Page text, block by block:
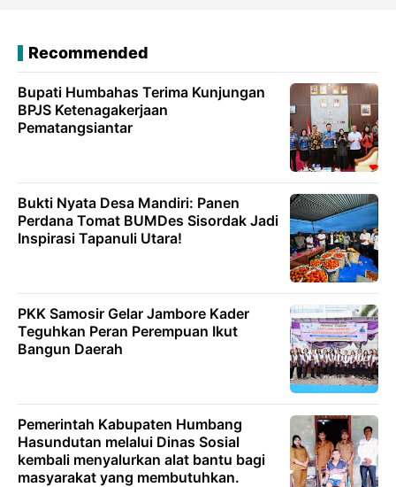
Recommended
Bupati Humbahas Terima Kunjungan
BPJS Ketenagakerjaan
Pematangsiantar
Bukti Nyata Desa Mandiri: Panen
Perdana Tomat BUMDes Sisordak Jadi
Inspirasi Tapanuli Utara!
PKK Samosir Gelar Jambore Kader
Teguhkan Peran Perempuan Ikut
Bangun Daerah
Pemerintah Kabupaten Humbang
Hasundutan melalui Dinas Sosial
kembali menyalurkan alat bantu bagi
masyarakat yang membutuhkan.